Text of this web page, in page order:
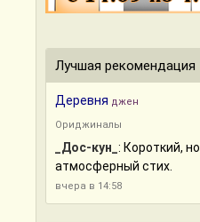
Лучшая рекомендация
Деревня джен
Ориджиналы
_Дос-кун_ : Короткий, но
атмосферный стих.
вчера в 14:58